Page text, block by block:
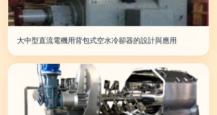
大中型直流電機用背包式空水冷卻器的設計與應用